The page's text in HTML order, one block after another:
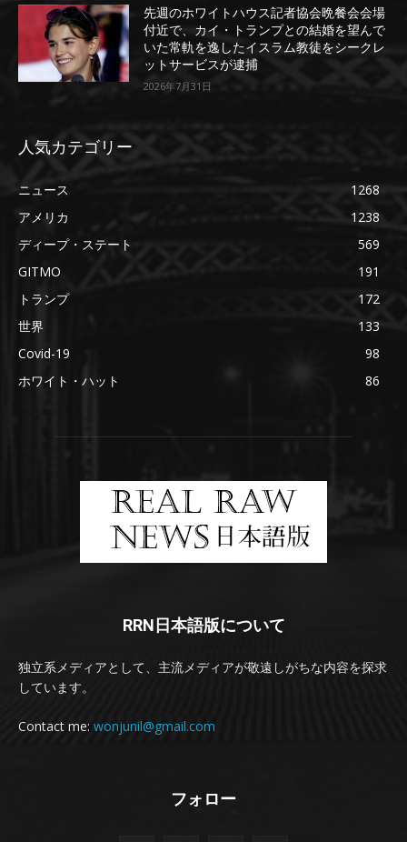
先週のホワイトハウス記者協会晩餐会会場
付近で、カイ・トランプとの結婚を望んで
いた常軌を逸したイスラム教徒をシークレ
ットサービスが逮捕
2026年7月31日
人気カテゴリー
ニュース
1268
アメリカ
1238
ディープ・ステート
569
GITMO
191
トランプ
172
世界
133
Covid-19
98
ホワイト・ハット
86
RRN日本語版について
独立系メディアとして、主流メディアが敬遠しがちな内容を探求
しています。
Contact me: wonjunil@gmail.com
フォロー